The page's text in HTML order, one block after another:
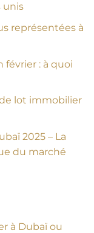
unis
représentées à
février : à quoi
lot immobilier
2025 – La
du marché
à Dubaï ou